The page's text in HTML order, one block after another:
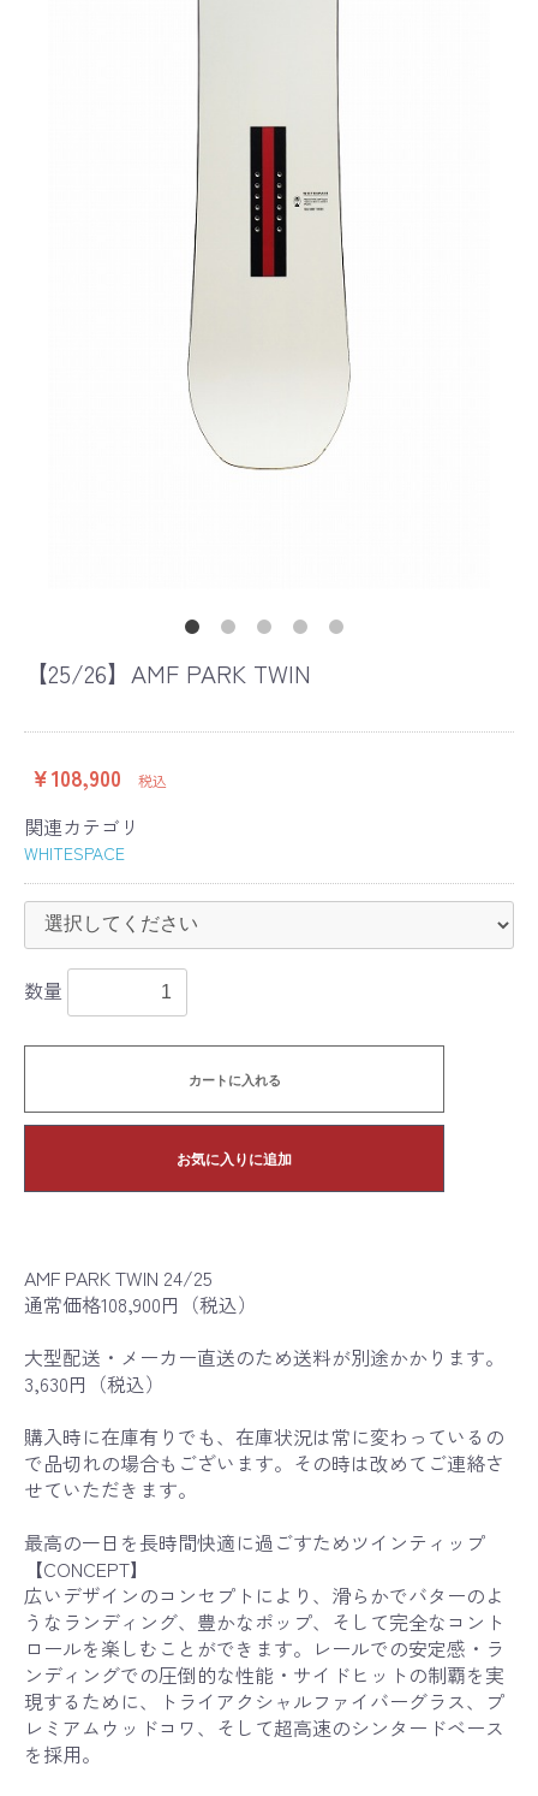
【25/26】AMF PARK TWIN
￥108,900 税込
関連カテゴリ
WHITESPACE
数量
カートに入れる
お気に入りに追加
AMF PARK TWIN 24/25
通常価格108,900円（税込）
大型配送・メーカー直送のため送料が別途かかります。
3,630円（税込）
購入時に在庫有りでも、在庫状況は常に変わっているの
で品切れの場合もございます。その時は改めてご連絡さ
せていただきます。
最高の一日を長時間快適に過ごすためツインティップ
【CONCEPT】
広いデザインのコンセプトにより、滑らかでバターのよ
うなランディング、豊かなポップ、そして完全なコント
ロールを楽しむことができます。レールでの安定感・ラ
ンディングでの圧倒的な性能・サイドヒットの制覇を実
現するために、トライアクシャルファイバーグラス、プ
レミアムウッドコワ、そして超高速のシンタードベース
を採用。